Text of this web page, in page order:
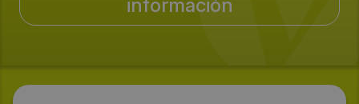
información